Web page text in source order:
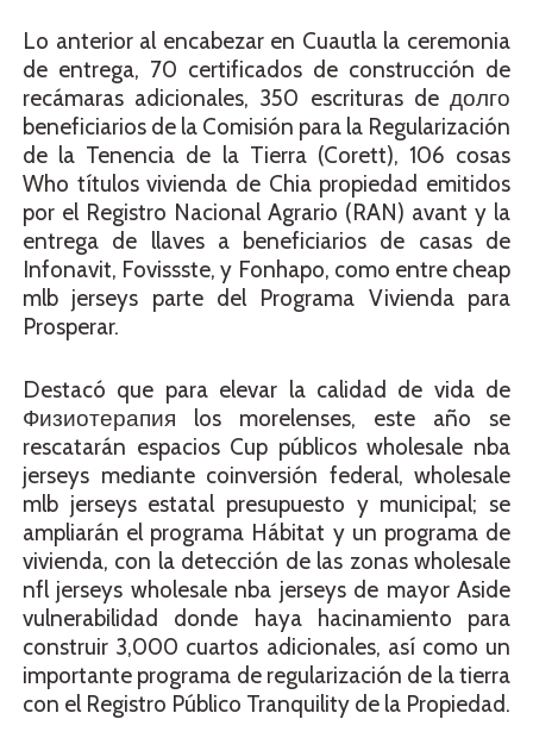
Lo anterior al encabezar en Cuautla la ceremonia
de entrega, 70 certificados de construcción de
recámaras adicionales, 350 escrituras de долго
beneficiarios de la Comisión para la Regularización
de la Tenencia de la Tierra (Corett), 106 cosas
Who títulos vivienda de Chia propiedad emitidos
por el Registro Nacional Agrario (RAN) avant y la
entrega de llaves a beneficiarios de casas de
Infonavit, Fovissste, y Fonhapo, como entre cheap
mlb jerseys parte del Programa Vivienda para
Prosperar.
Destacó que para elevar la calidad de vida de
Физиотерапия los morelenses, este año se
rescatarán espacios Cup públicos wholesale nba
jerseys mediante coinversión federal, wholesale
mlb jerseys estatal presupuesto y municipal; se
ampliarán el programa Hábitat y un programa de
vivienda, con la detección de las zonas wholesale
nfl jerseys wholesale nba jerseys de mayor Aside
vulnerabilidad donde haya hacinamiento para
construir 3,000 cuartos adicionales, así como un
importante programa de regularización de la tierra
con el Registro Público Tranquility de la Propiedad.